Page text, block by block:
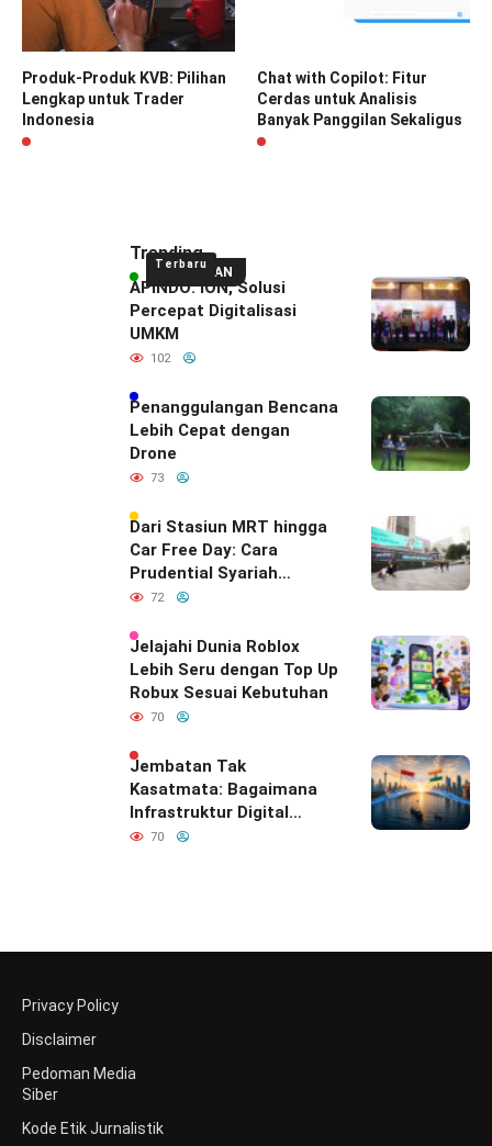
Produk-Produk KVB: Pilihan
Lengkap untuk Trader
Indonesia
Chat with Copilot: Fitur
Cerdas untuk Analisis
Banyak Panggilan Sekaligus
UNGGULAN
Terbaru
Trending
APINDO: ION, Solusi
Percepat Digitalisasi
UMKM
102
Penanggulangan Bencana
Lebih Cepat dengan
Drone
73
Dari Stasiun MRT hingga
Car Free Day: Cara
Prudential Syariah
Merayakan yang Nomor
Indonesia
72
Jelajahi Dunia Roblox
Lebih Seru dengan Top Up
Robux Sesuai Kebutuhan
70
Jembatan Tak
Kasatmata: Bagaimana
Infrastruktur Digital
Diam-Diam
70
Privacy Policy
Disclaimer
Pedoman Media
Siber
Kode Etik Jurnalistik